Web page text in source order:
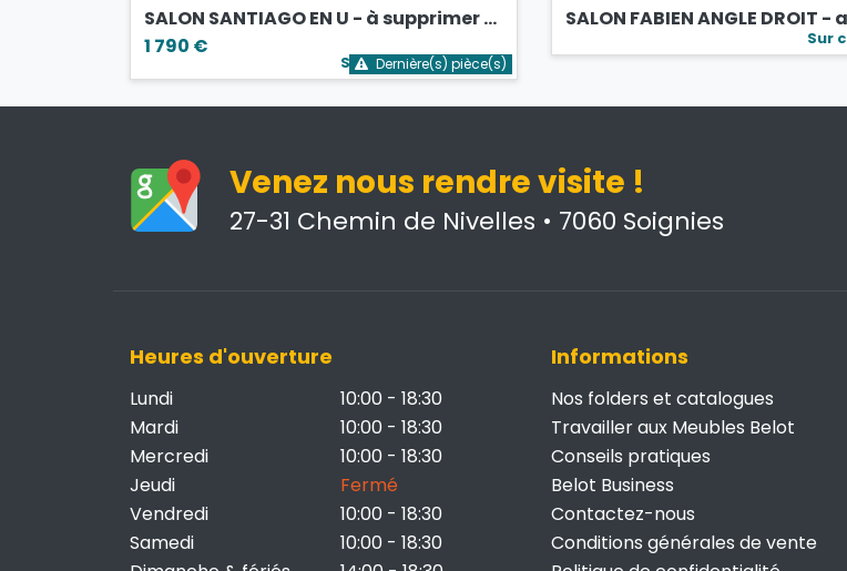
SALON SANTIAGO EN U - à supprimer ...
1 790 €
Stock bientôt épuisé
Dernière(s) pièce(s)
SALON FABIEN ANGLE DROIT -
Sur
Venez nous rendre visite !
27-31 Chemin de Nivelles • 7060 Soignies
Heures d'ouverture
Lundi
10:00 - 18:30
Mardi
10:00 - 18:30
Mercredi
10:00 - 18:30
Jeudi
Fermé
Vendredi
10:00 - 18:30
Samedi
10:00 - 18:30
Informations
Nos folders et catalogues
Travailler aux Meubles Belot
Conseils pratiques
Belot Business
Contactez-nous
Conditions générales de vente